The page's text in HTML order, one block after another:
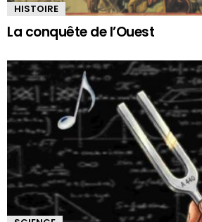
HISTOIRE
La conquête de l’Ouest